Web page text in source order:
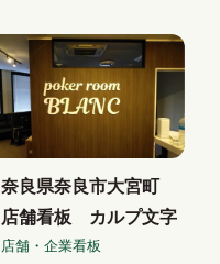
奈良県奈良市大宮町
店舗看板 カルプ文字
店舗・企業看板